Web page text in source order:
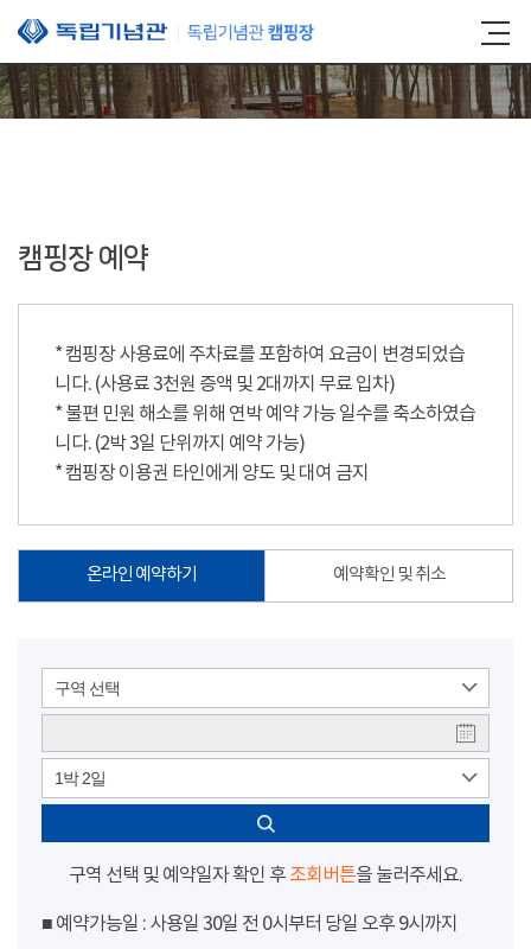
본문 바로가기
캠핑장 예약
* 캠핑장 사용료에 주차료를 포함하여 요금이 변경되었습
니다. (사용료 3천원 증액 및 2대까지 무료 입차)
* 불편 민원 해소를 위해 연박 예약 가능 일수를 축소하였습
니다. (2박 3일 단위까지 예약 가능)
* 캠핑장 이용권 타인에게 양도 및 대여 금지
온라인 예약하기 예약확인 및 취소
구역 선택
1박 2일
구역 선택 및 예약일자 확인 후 조회버튼을 눌러주세요.
■ 예약가능일 : 사용일 30일 전 0시부터 당일 오후 9시까지